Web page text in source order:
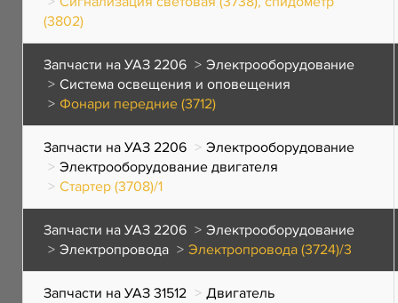
(3802)
Запчасти на УАЗ 2206
Электрооборудование
Система освещения и оповещения
Фонари передние (3712)
Запчасти на УАЗ 2206
Электрооборудование
Электрооборудование двигателя
Стартер (3708)/1
Запчасти на УАЗ 2206
Электрооборудование
Электропровода
Электропровода (3724)/3
Запчасти на УАЗ 31512
Двигатель